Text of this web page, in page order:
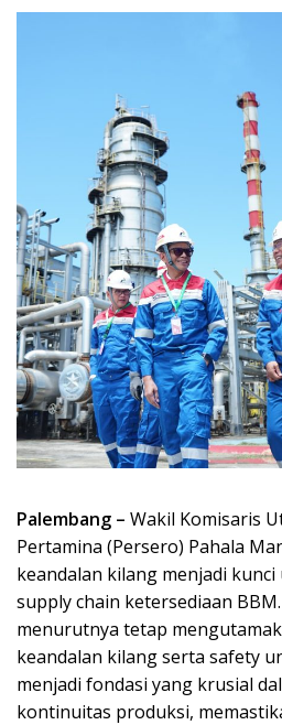
Palembang – Wakil Komisaris
Pertamina (Persero) Pahala
keandalan kilang menjadi
supply chain ketersediaan
menurutnya tetap
keandalan kilang serta safety
menjadi fondasi yang krusial
kontinuitas produksi,